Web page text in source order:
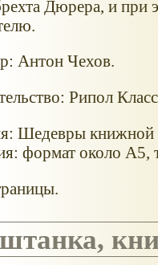
Дюрера, и при
Антон Чехов.
Рипол
Шедевры книжной
формат около А5,